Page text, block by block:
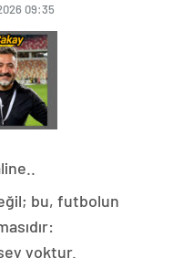
09:35
bu, futbolun
yoktur.